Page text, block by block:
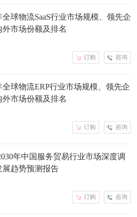
全球物流SaaS行业市场规模、领先企
外市场份额及排名
咨询
订购
全球物流ERP行业市场规模、领先企
外市场份额及排名
咨询
订购
年中国服务贸易行业市场深度调
展趋势预测报告
咨询
订购